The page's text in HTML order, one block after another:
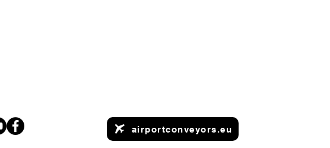
airportconveyors.eu